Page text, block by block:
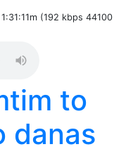
(192 kbps 44100
to
danas